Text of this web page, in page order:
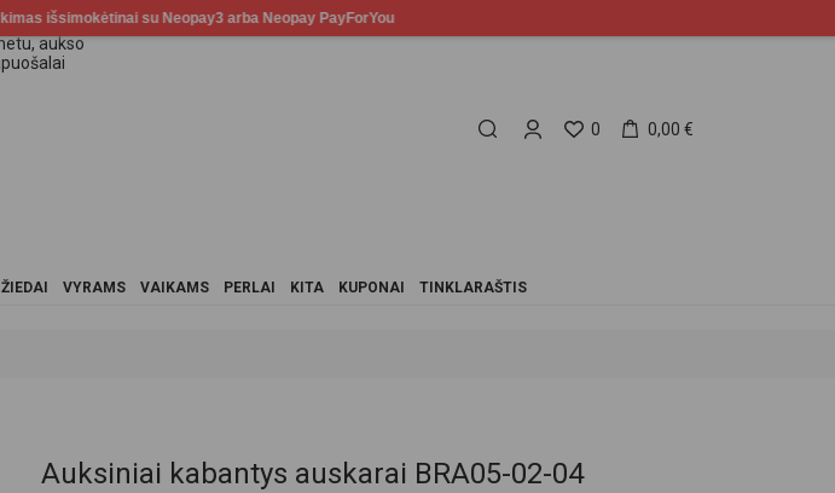
0 0,00 €
ŽIEDAI VYRAMS VAIKAMS PERLAI KITA KUPONAI TINKLARAŠTIS
Auksiniai kabantys auskarai BRA05-02-04